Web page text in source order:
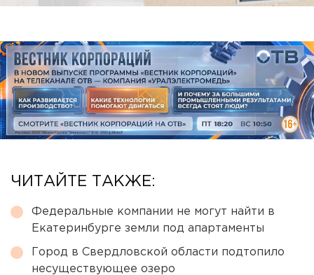
ЧИТАЙТЕ ТАКЖЕ:
Федеральные компании не могут найти в
Екатеринбурге земли под апартаменты
Город в Свердловской области подтопило
несуществующее озеро